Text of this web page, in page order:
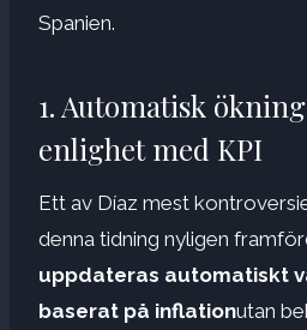
Spanien.
1. Automatisk
enlighet med KPI
Ett av Díaz mest
denna tidning nyligen
uppdateras automatiskt
baserat på inflationutan